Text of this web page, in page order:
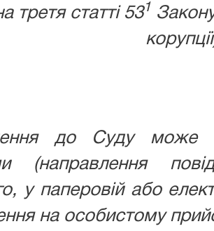
третя статті 531
до Суду може
(направлення
у паперовій або
на особистому